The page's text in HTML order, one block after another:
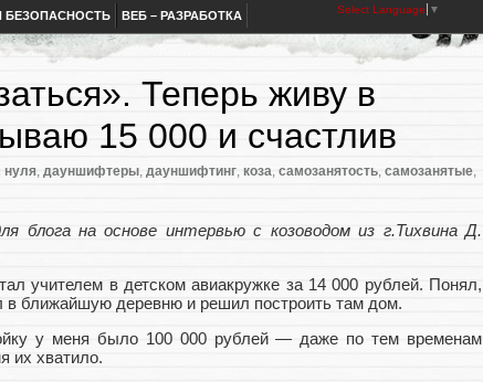
ВЕБ – РАЗРАБОТКА Select Language ▼
Теперь живу в
15 000 и счастлив
нуля, дауншифтеры, дауншифтинг, коза, самозанятость, самозанятые,
на основе интервью с козоводом из г.Тихвина Д.
учителем в детском авиакружке за 14 000 рублей. Понял,
в ближайшую деревню и решил построить там дом.
у меня было 100 000 рублей — даже по тем временам
их хватило.